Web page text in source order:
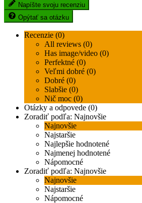
Napíšte svoju recenziu
Opýtať sa otázku
Recenzie (0)
All reviews (0)
Has image/video (0)
Perfektné (0)
Veľmi dobré (0)
Dobré (0)
Slabšie (0)
Nič moc (0)
Otázky a odpovede (0)
Zoradiť podľa: Najnovšie
Najnovšie
Najstaršie
Najlepšie hodnotené
Najmenej hodnotené
Nápomocné
Zoradiť podľa: Najnovšie
Najnovšie
Najstaršie
Nápomocné